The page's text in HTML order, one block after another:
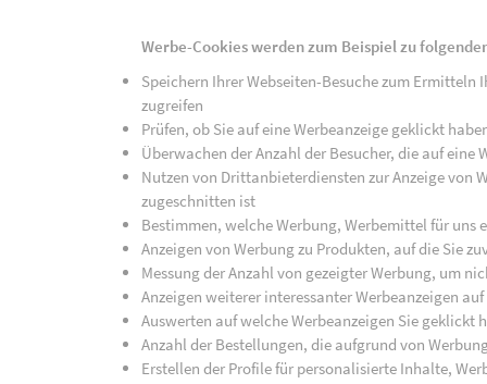
Werbe-Cookies werden zum Beispiel zu
Speichern Ihrer Webseiten-Besuche zum
zugreifen
Prüfen, ob Sie auf eine Werbeanzeige geklickt
Überwachen der Anzahl der Besucher, die auf
Nutzen von Drittanbieterdiensten zur Anzeige von
zugeschnitten ist
Bestimmen, welche Werbung, Werbemittel für uns
Anzeigen von Werbung zu Produkten, auf die Sie
Messung der Anzahl von gezeigter Werbung, um
Anzeigen weiterer interessanter Werbeanzeigen
Auswerten auf welche Werbeanzeigen Sie geklickt
Anzahl der Bestellungen, die aufgrund von
Erstellen der Profile für personalisierte Inhalte,